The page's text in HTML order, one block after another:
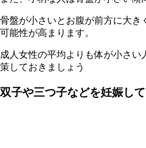
骨盤が小さいとお腹が前方に大き
可能性が高まります。
成人女性の平均よりも体が小さ
策しておきましょう
双子や三つ子などを妊娠し